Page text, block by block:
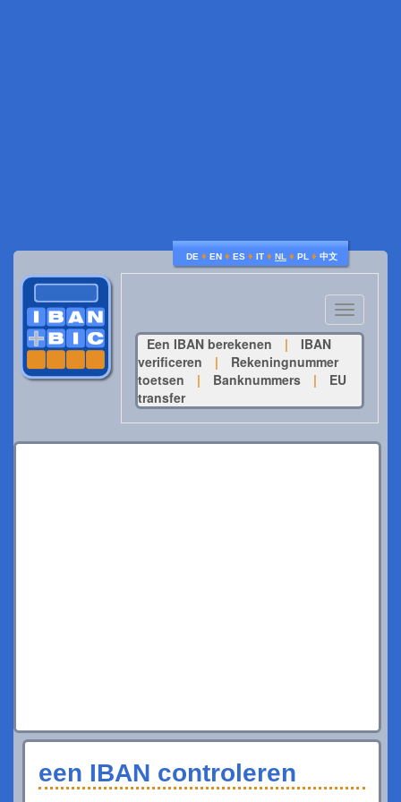
DE ♦ EN ♦ ES ♦ IT ♦ NL ♦ PL ♦ 中文
Toggle
navigation
Een IBAN berekenen
|
IBAN
verificeren
|
Rekeningnummer
toetsen
| Banknummers |
EU
transfer
een IBAN controleren